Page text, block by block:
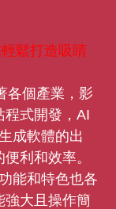
鬆打造吸睛
各個產業，影
程式開發，AI
成軟體的出
利和效率。
能和特色也各
強大且操作簡